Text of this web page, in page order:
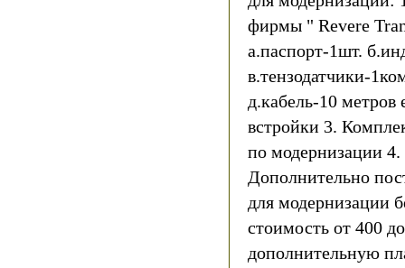
фирмы " Revere
а.паспорт-1шт.
в.тензодатчики-
д.кабель-10 метров
встройки 3.
по модернизации
Дополнительно
для модернизации
стоимость от 400
дополнительную